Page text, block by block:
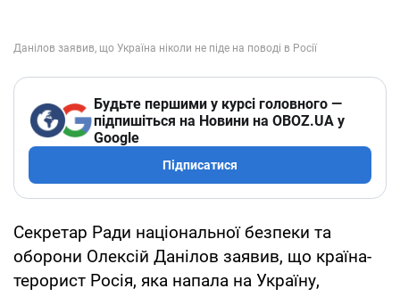
Будьте першими у курсі головного —
підпишіться на Новини на OBOZ.UA у
Google
Підписатися
Секретар Ради національної безпеки та
оборони Олексій Данілов заявив, що країна-
терорист Росія, яка напала на Україну,